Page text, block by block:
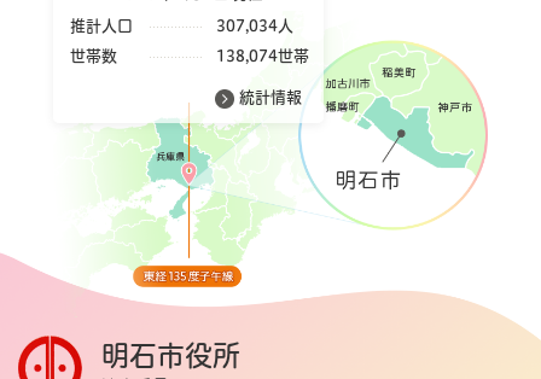
推計人口
307,034人
世帯数
138,074世帯
統計情報
明石市役所